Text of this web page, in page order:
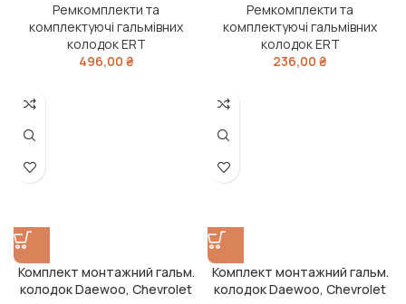
Ремкомплекти та
комплектуючі гальмівних
колодок ERT
496,00 ₴
Ремкомплекти та
комплектуючі гальмівних
колодок ERT
236,00 ₴
Комплект монтажний гальм.
колодок Daewoo, Chevrolet
Комплект монтажний гальм.
колодок Daewoo, Chevrolet